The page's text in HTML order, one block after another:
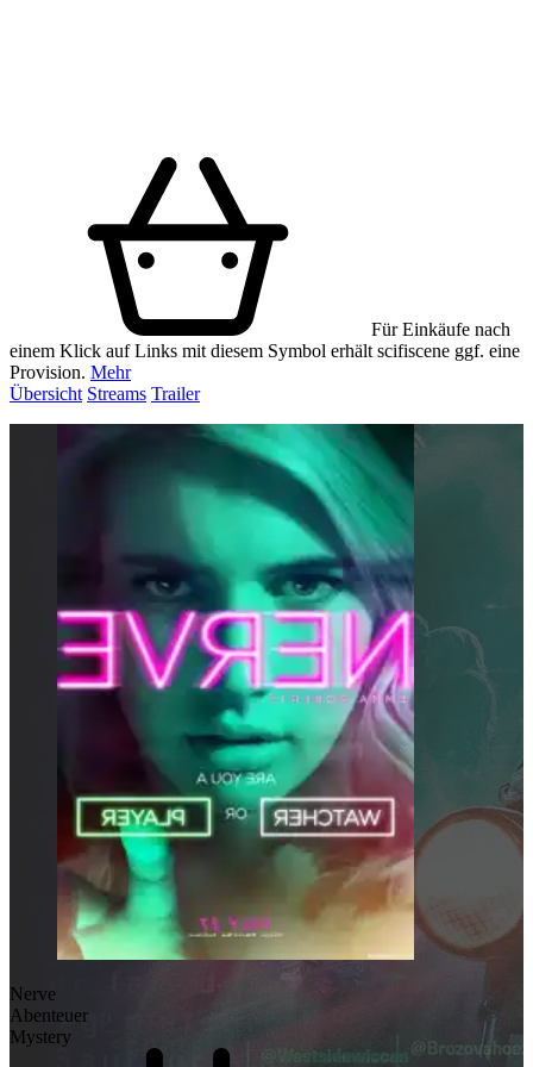
Für Einkäufe nach
einem Klick auf Links mit diesem Symbol erhält scifiscene ggf. eine
Provision. Mehr
Übersicht Streams Trailer
Nerve
Abenteuer
Mystery